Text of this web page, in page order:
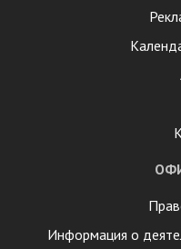
Информация о